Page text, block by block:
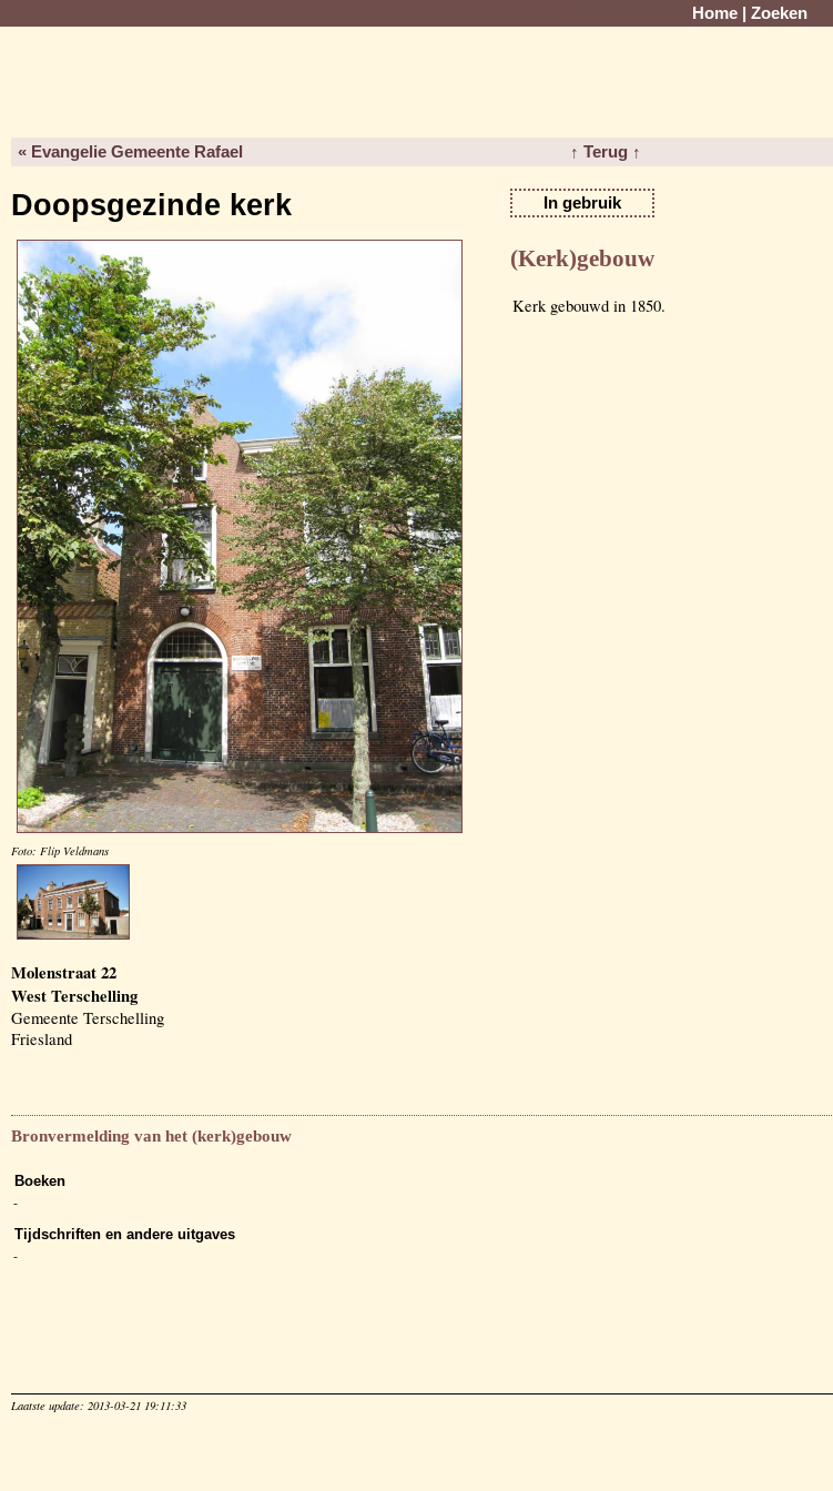
Home Zoeken
« Evangelie Gemeente Rafael ↑ Terug ↑
Doopsgezinde kerk In gebruik
Foto: Flip Veldmans
Molenstraat 22
West Terschelling
Gemeente Terschelling
Friesland
(Kerk)gebouw
Kerk gebouwd in 1850.
Bronvermelding van het (kerk)gebouw
Boeken
-
Tijdschriften en andere uitgaves
-
Laatste update: 2013-03-21 19:11:33